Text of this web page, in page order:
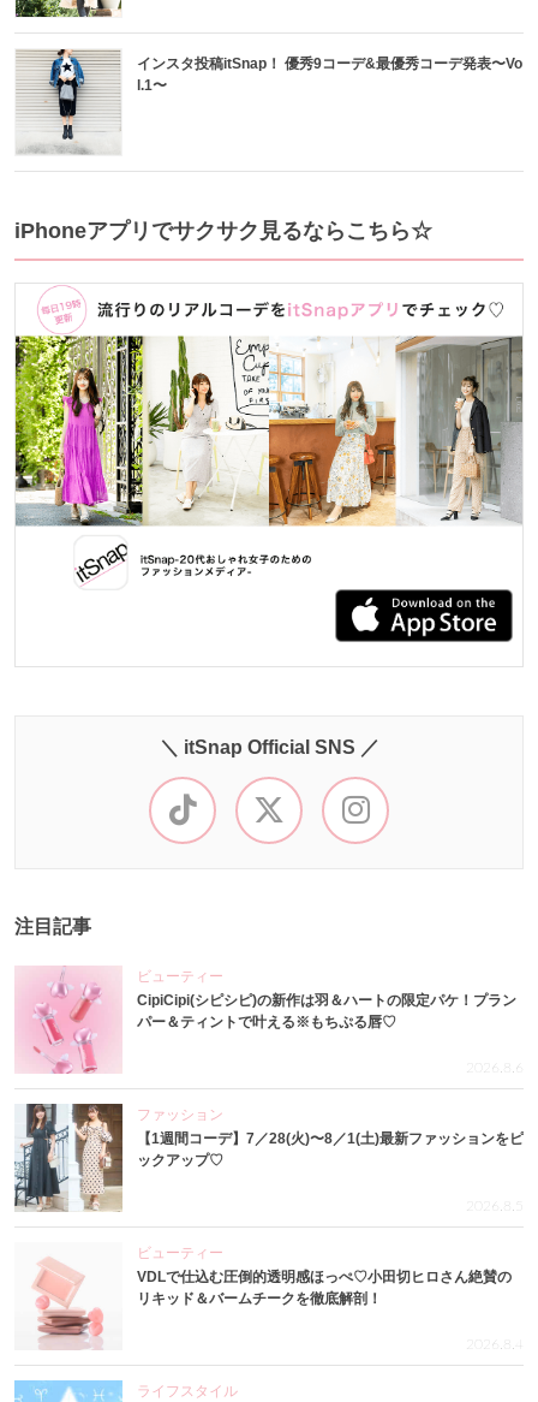
インスタ投稿itSnap！ 優秀9コーデ&最優秀コーデ発表〜Vo
l.1〜
iPhoneアプリでサクサク見るならこちら☆
＼ itSnap Official SNS ／
注目記事
ビューティー
CipiCipi(シピシピ)の新作は羽＆ハートの限定パケ！プラン
パー＆ティントで叶える※もちぷる唇♡
2026.8.6
ファッション
【1週間コーデ】7／28(火)〜8／1(土)最新ファッションをピ
ックアップ♡
2026.8.5
ビューティー
VDLで仕込む圧倒的透明感ほっぺ♡小田切ヒロさん絶賛の
リキッド＆バームチークを徹底解剖！
2026.8.4
ライフスタイル